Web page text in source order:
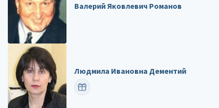
Валерий Яковлевич Романов
Людмила Ивановна Дементий
ПОЗДРАВИТЬ